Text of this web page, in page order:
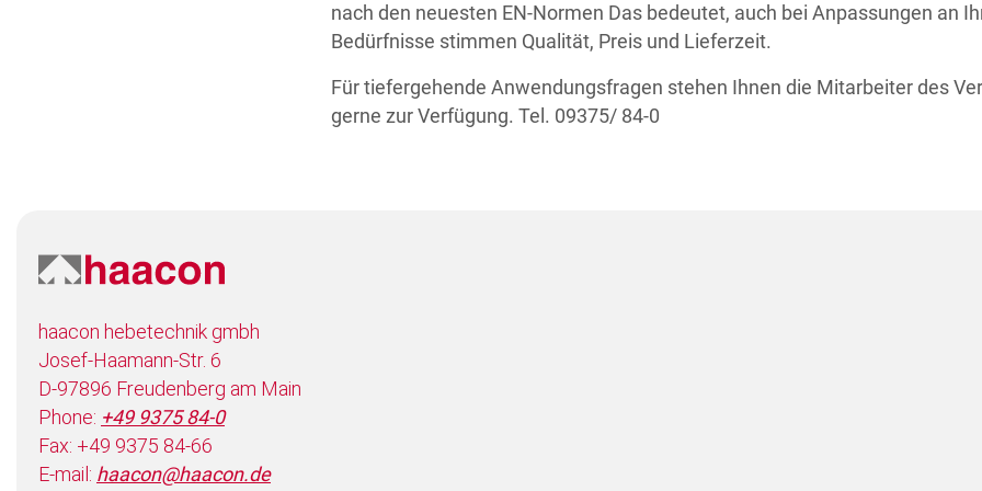
nach den neuesten EN-Normen Das bedeutet, auch bei Anpassungen an
Bedürfnisse stimmen Qualität, Preis und Lieferzeit.
Für tiefergehende Anwendungsfragen stehen Ihnen die Mitarbeiter des
gerne zur Verfügung. Tel. 09375/ 84-0
haacon hebetechnik gmbh
Josef-Haamann-Str. 6
D-97896 Freudenberg am Main
Phone: +49 9375 84-0
Fax: +49 9375 84-66
E-mail: haacon@haacon.de